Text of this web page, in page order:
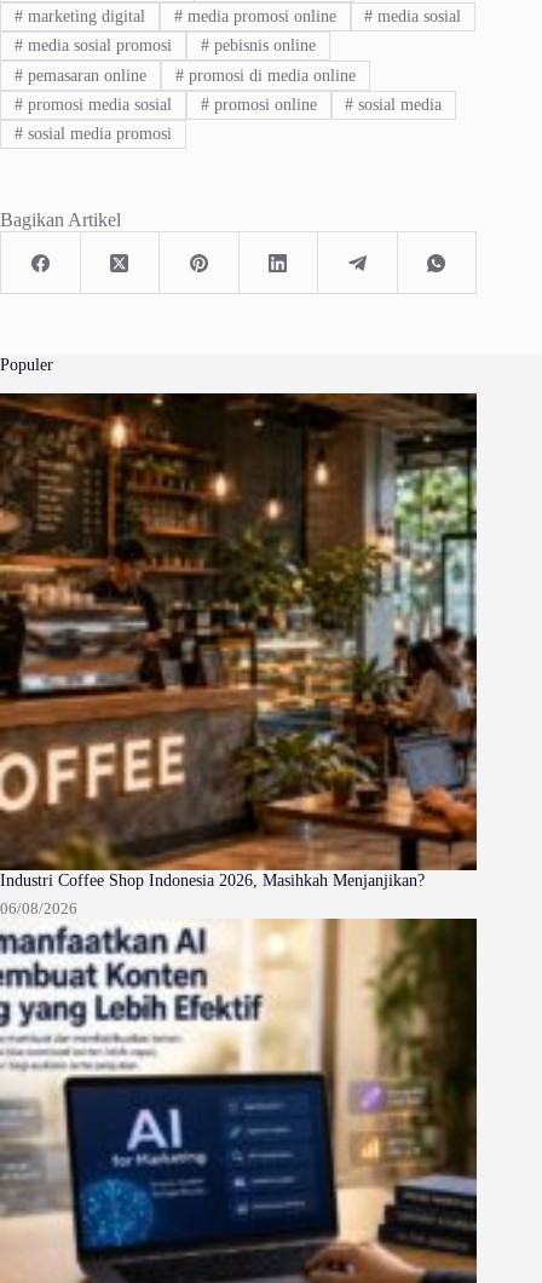
#marketing digital #media promosi online # media sosial
#media sosial promosi #pebisnis online
#pemasaran online #promosi di media online
#promosi media sosial #promosi online # sosial media
#sosial media promosi
Bagikan Artikel
Populer
Industri Coffee Shop Indonesia 2026, Masihkah Menjanjikan?
06/08/2026